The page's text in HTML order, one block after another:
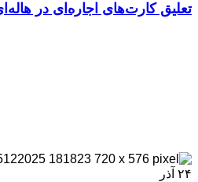
تعلیق کارت‌های اجاره‌ای در
۲۴ آذر